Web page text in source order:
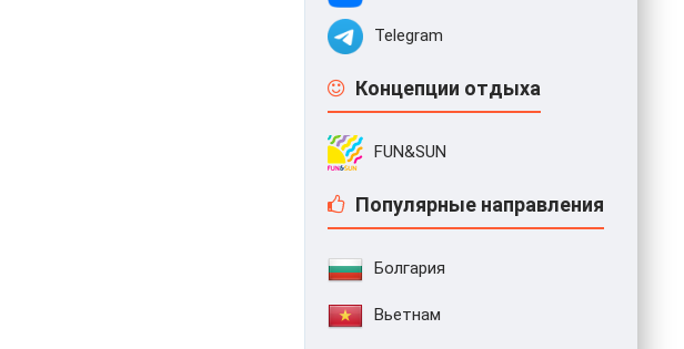
Telegram
Концепции отдыха
FUN&SUN
Популярные направления
Болгария
Вьетнам